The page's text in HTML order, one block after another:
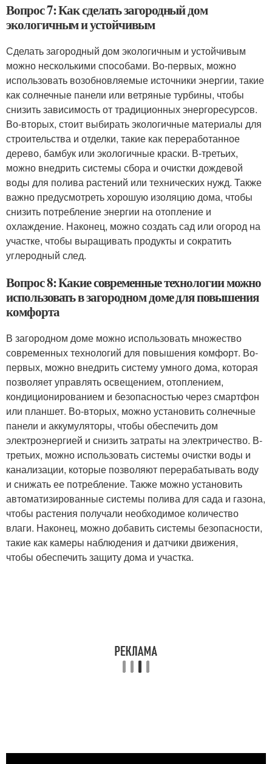
Вопрос 7: Как сделать загородный дом
экологичным и устойчивым
Сделать загородный дом экологичным и устойчивым
можно несколькими способами. Во-первых, можно
использовать возобновляемые источники энергии, такие
как солнечные панели или ветряные турбины, чтобы
снизить зависимость от традиционных энергоресурсов.
Во-вторых, стоит выбирать экологичные материалы для
строительства и отделки, такие как переработанное
дерево, бамбук или экологичные краски. В-третьих,
можно внедрить системы сбора и очистки дождевой
воды для полива растений или технических нужд. Также
важно предусмотреть хорошую изоляцию дома, чтобы
снизить потребление энергии на отопление и
охлаждение. Наконец, можно создать сад или огород на
участке, чтобы выращивать продукты и сократить
углеродный след.
Вопрос 8: Какие современные технологии можно
использовать в загородном доме для повышения
комфорта
В загородном доме можно использовать множество
современных технологий для повышения комфорт. Во-
первых, можно внедрить систему умного дома, которая
позволяет управлять освещением, отоплением,
кондиционированием и безопасностью через смартфон
или планшет. Во-вторых, можно установить солнечные
панели и аккумуляторы, чтобы обеспечить дом
электроэнергией и снизить затраты на электричество. В-
третьих, можно использовать системы очистки воды и
канализации, которые позволяют перерабатывать воду
и снижать ее потребление. Также можно установить
автоматизированные системы полива для сада и газона,
чтобы растения получали необходимое количество
влаги. Наконец, можно добавить системы безопасности,
такие как камеры наблюдения и датчики движения,
чтобы обеспечить защиту дома и участка.